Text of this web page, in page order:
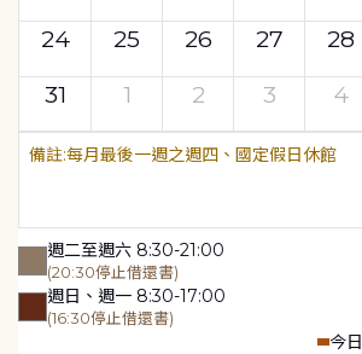
24
25 26 27 28
31
1 2 3 4
每月最後一週之週四、國定假日休館
週二至週六 8:30-21:00
(20:30停止借還書)
週日、週一 8:30-17:00
(16:30停止借還書)
今日